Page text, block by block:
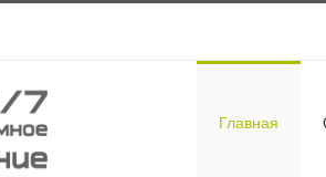
Главная